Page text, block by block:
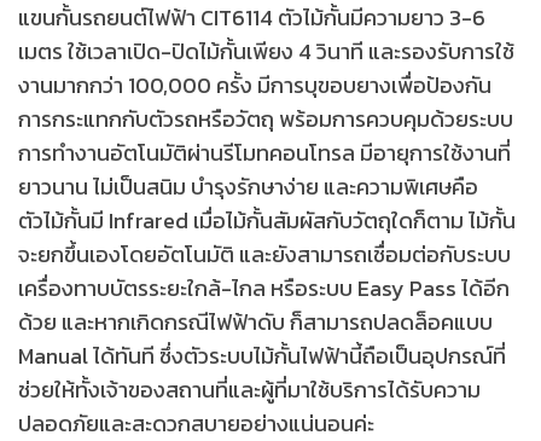
แขนกั้นรถยนต์ไฟฟ้า CIT6114 ตัวไม้กั้นมีความยาว 3-6
เมตร ใช้เวลาเปิด-ปิดไม้กั้นเพียง 4 วินาที และรองรับการใช้
งานมากกว่า 100,000 ครั้ง มีการบุขอบยางเพื่อป้องกัน
การกระแทกกับตัวรถหรือวัตถุ พร้อมการควบคุมด้วยระบบ
การทำงานอัตโนมัติผ่านรีโมทคอนโทรล มีอายุการใช้งานที่
ยาวนาน ไม่เป็นสนิม บำรุงรักษาง่าย และความพิเศษคือ
ตัวไม้กั้นมี Infrared เมื่อไม้กั้นสัมผัสกับวัตถุใดก็ตาม ไม้กั้น
จะยกขึ้นเองโดยอัตโนมัติ และยังสามารถเชื่อมต่อกับระบบ
เครื่องทาบบัตรระยะใกล้-ไกล หรือระบบ Easy Pass ได้อีก
ด้วย และหากเกิดกรณีไฟฟ้าดับ ก็สามารถปลดล็อคแบบ
Manual ได้ทันที ซึ่งตัวระบบไม้กั้นไฟฟ้านี้ถือเป็นอุปกรณ์ที่
ช่วยให้ทั้งเจ้าของสถานที่และผู้ที่มาใช้บริการได้รับความ
ปลอดภัยและสะดวกสบายอย่างแน่นอนค่ะ